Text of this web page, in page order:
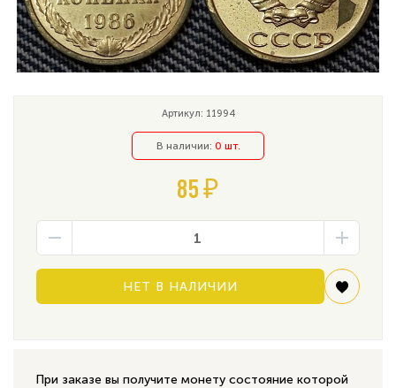
Артикул: 11994
В наличии: 0 шт.
85 ₽
НЕТ В НАЛИЧИИ
При заказе вы получите монету состояние которой